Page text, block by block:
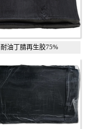
耐油丁腈再生胶75%